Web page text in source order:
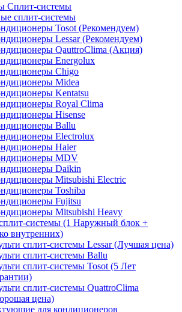
Сплит-системы
сплит-системы
Tosot (Рекомендуем)
Lessar (Рекомендуем)
QauttroClima (Акция)
Energolux
Chigo
Midea
Kentatsu
Royal Clima
Hisense
Ballu
Electrolux
Haier
MDV
Daikin
Mitsubishi Electric
Toshiba
Fujitsu
Mitsubishi Heavy
системы (1 Наружный блок +
внутренних)
сплит-системы Lessar (Лучшая цена)
сплит-системы Ballu
сплит-системы Tosot (5 Лет
сплит-системы QuattroClima
цена)
для кондиционеров